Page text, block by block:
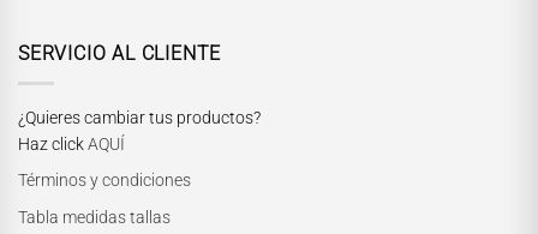
SERVICIO AL CLIENTE
¿Quieres cambiar tus productos?
Haz clickAQUÍ
Términos y condiciones
Tabla medidas tallas